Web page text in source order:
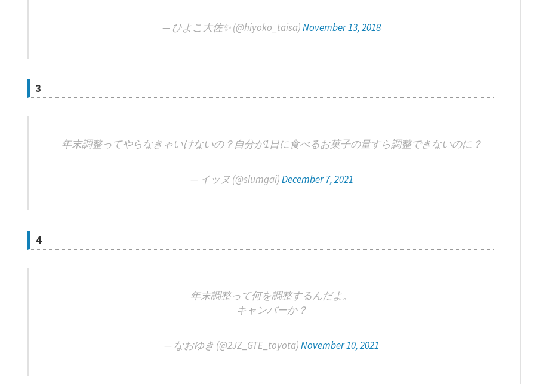
— ひよこ大佐✨ (@hiyoko_taisa)November 13, 2018
3
年末調整ってやらなきゃいけないの？自分が1日に食べるお菓子の量すら調整できないのに？
— イッヌ (@slumgai)December 7, 2021
4
年末調整って何を調整するんだよ。
キャンバーか？
— なおゆき (@2JZ_GTE_toyota)November 10, 2021